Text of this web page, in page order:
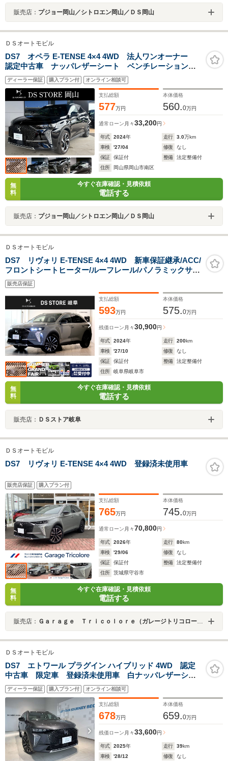
販売店： プジョー岡山／シトロエン岡山／ＤＳ岡山
ＤＳオートモビル
DS7 オペラ E-TENSE 4×4 4WD 法人ワンオーナー
認定中古車 ナッパレザーシート ベンチレーション
マッサージ機能 パノラマサンルーフ 電動リアゲー
ト アクティブスキャン PHEV パワーシート 新車保
証継承 FOCALサウンドシステム
ディーラー保証 購入プラン付 オンライン相談可
支払総額
577万円
本体価格
560.0万円
通常ローン 月々33,200円
年式 2024年 走行 3.0万km
車検
'27/04 修復
なし
保証
保証付 整備
法定整備付
住所
岡山県岡山市南区
無
料
今すぐ在庫確認・見積依頼
電話する
販売店： プジョー岡山／シトロエン岡山／ＤＳ岡山
ＤＳオートモビル
DS7 リヴォリ E-TENSE 4×4 4WD 新車保証継承/ACC/
フロントシートヒーター/ルーフレール/パノラミックサン
ルーフ/スマートフォンワイヤレスチャージャー/ナッパレ
ザーシート/19インチ純正アルミホイール/1オーナー/禁煙
車
販売店保証
支払総額
593万円
本体価格
575.0万円
残価ローン 月々30,900円
年式 2024年 走行 200km
車検
'27/10 修復
なし
保証
保証付 整備
法定整備付
住所
岐阜県岐阜市
無
料
今すぐ在庫確認・見積依頼
電話する
販売店： ＤＳストア岐阜
ＤＳオートモビル
DS7 リヴォリ E-TENSE 4×4 4WD 登録済未使用車
販売店保証 購入プラン付
支払総額
765万円
本体価格
745.0万円
通常ローン 月々70,800円
年式 2026年 走行 80km
車検
'29/06 修復
なし
保証
保証付 整備
法定整備付
住所
茨城県守谷市
無
料
今すぐ在庫確認・見積依頼
電話する
販売店： Ｇａｒａｇｅ Ｔｒｉｃｏｌｏｒｅ（ガレージトリコロール）
ＤＳオートモビル
DS7 エトワール プラグイン ハイブリッド 4WD 認定
中古車 限定車 登録済未使用車 白ナッパレザーシー
ト 純正ナビ 純正19AW サンルーフ 電動リアゲー
ト カープレイ LED フロアマット 取説 保証書
スペアキー 新車保証継承
ディーラー保証 購入プラン付 オンライン相談可
支払総額
678万円
本体価格
659.0万円
残価ローン 月々33,600円
年式 2025年 走行 39km
車検
'28/12 修復
なし